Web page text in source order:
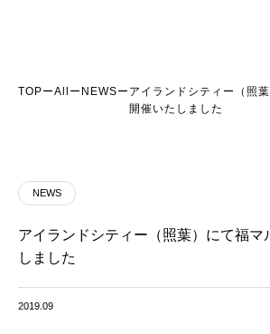
TOPーAll ー NEWSー アイランドシティー（照
開催いたしました
NEWS
アイランドシティー（照葉）にて福マ
しました
2019.09